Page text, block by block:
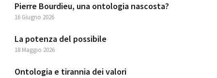
Pierre Bourdieu, una ontologia nascosta?
16 Giugno 2026
La potenza del possibile
18 Maggio 2026
Ontologia e tirannia dei valori